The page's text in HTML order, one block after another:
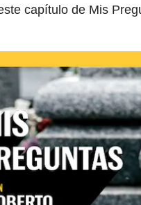
capítulo de Mis